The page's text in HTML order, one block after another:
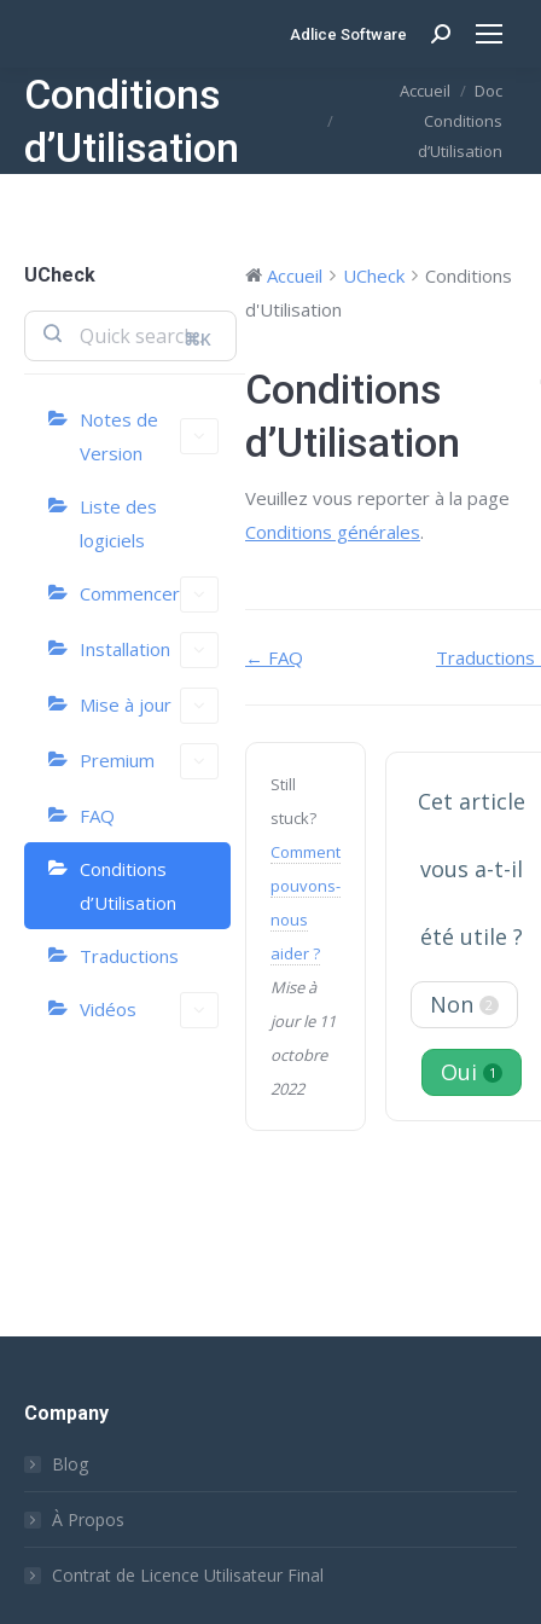
Adlice Software Search:
Conditions
d’Utilisation
Vous êtes ici :Accueil
Doc
Conditions
d’Utilisation
UCheck
⌘K
Notes de
Version
Liste des
logiciels
Commencer
Installation
Mise à jour
Premium
FAQ
Conditions
d’Utilisation
Traductions
Vidéos
Accueil UCheck
Conditions
d'Utilisation
Conditions
d’Utilisation
Veuillez vous reporter à la page
Conditions générales.
Navigation
← FAQ
Still
stuck?
Comment
pouvons-
nous
aider ?
Mise à
jour le 11
octobre
2022
Cet article
vous a-t-il
été utile ?
Non 2
Oui 1
Company
Blog
À Propos
Contrat de Licence Utilisateur Final